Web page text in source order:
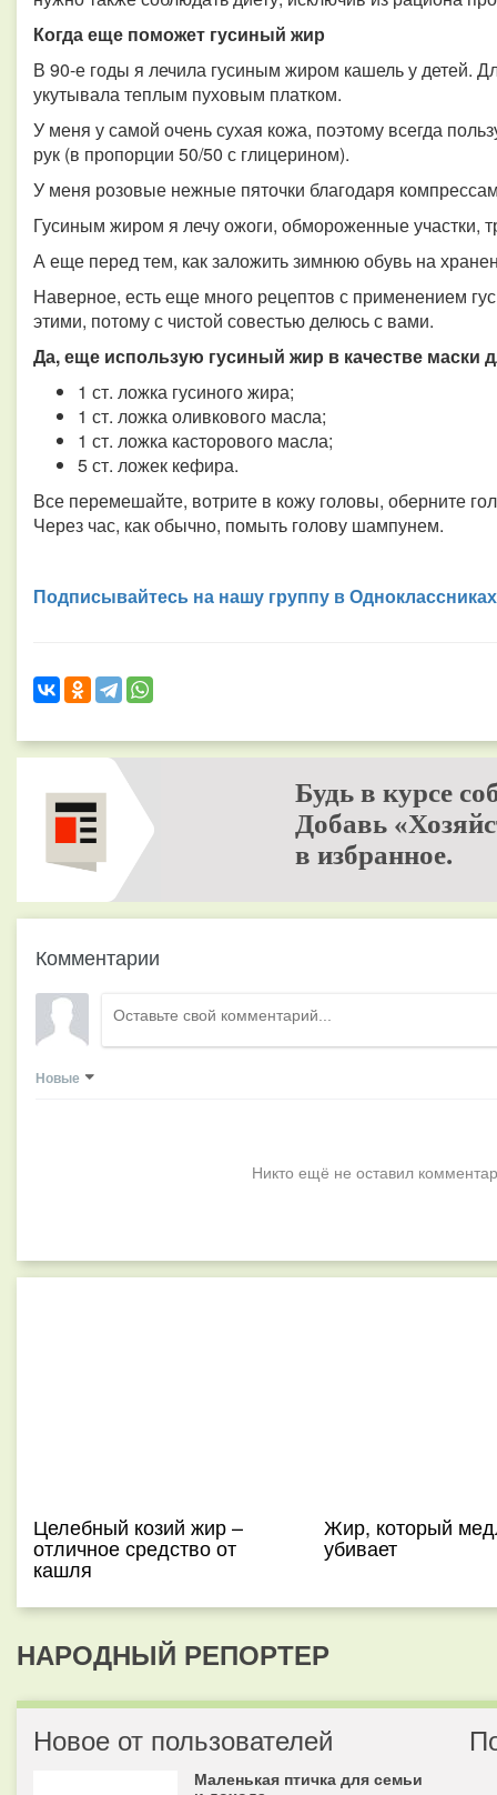
Когда еще поможет гусиный жир
В 90-е годы я лечила гусиным жиром кашель у детей.
укутывала теплым пуховым платком.
У меня у самой очень сухая кожа, поэтому всегда
рук (в пропорции 50/50 с глицерином).
У меня розовые нежные пяточки благодаря
Гусиным жиром я лечу ожоги, обмороженные участки,
А еще перед тем, как заложить зимнюю обувь на
Наверное, есть еще много рецептов с применением
этими, потому с чистой совестью делюсь с вами.
Да, еще использую гусиный жир в качестве маски
1 ст. ложка гусиного жира;
1 ст. ложка оливкового масла;
1 ст. ложка касторового масла;
5 ст. ложек кефира.
Все перемешайте, вотрите в кожу головы, оберните
Через час, как обычно, помыть голову шампунем.
Подписывайтесь на нашу группу в Одноклассниках
Будь в курсе
Добавь
в избранное.
Комментарии
Новые
Никто ещё не оставил
Целебный козий жир –
отличное средство от
кашля
Жир, который
убивает
НАРОДНЫЙ РЕПОРТЕР
Новое от пользователей
Маленькая птичка для семьи